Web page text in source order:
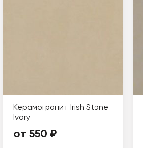
Керамогранит Irish Stone
Ivory
от 550 ₽